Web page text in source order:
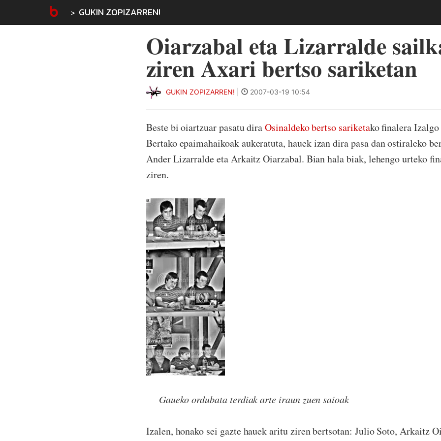
GUKIN ZOPIZARREN!
Oiarzabal eta Lizarralde
ziren Axari bertso sariketan
GUKIN ZOPIZARREN! 2007-03-19 10:54
Beste bi oiartzuar pasatu diraOsinaldeko bertso sariketako finalera Izalgo
Bertako epaimahaikoak aukeratuta, hauek izan dira pasa dan ostiraleko
Ander Lizarralde eta Arkaitz Oiarzabal. Bian hala biak, lehengo urteko
ziren.
Gaueko ordubata terdiak arte iraun zuen saioak
Izalen, honako sei gazte hauek aritu ziren bertsotan: Julio Soto, Arkaitz